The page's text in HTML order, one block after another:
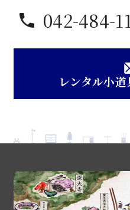
042-484-
レンタル小